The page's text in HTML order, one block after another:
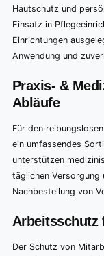
Hautschutz und
Einsatz in
Einrichtungen
Anwendung und
Praxis- &
Abläufe
Für den
ein umfassendes
unterstützen
täglichen Versorgung
Nachbestellung von
Arbeitsschutz
Der Schutz von